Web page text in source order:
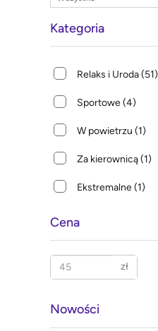
Kategoria
Relaks i Uroda(51)
Sportowe(4)
W powietrzu (1)
Za kierownicą(1)
Ekstremalne(1)
Cena
zł
Nowości